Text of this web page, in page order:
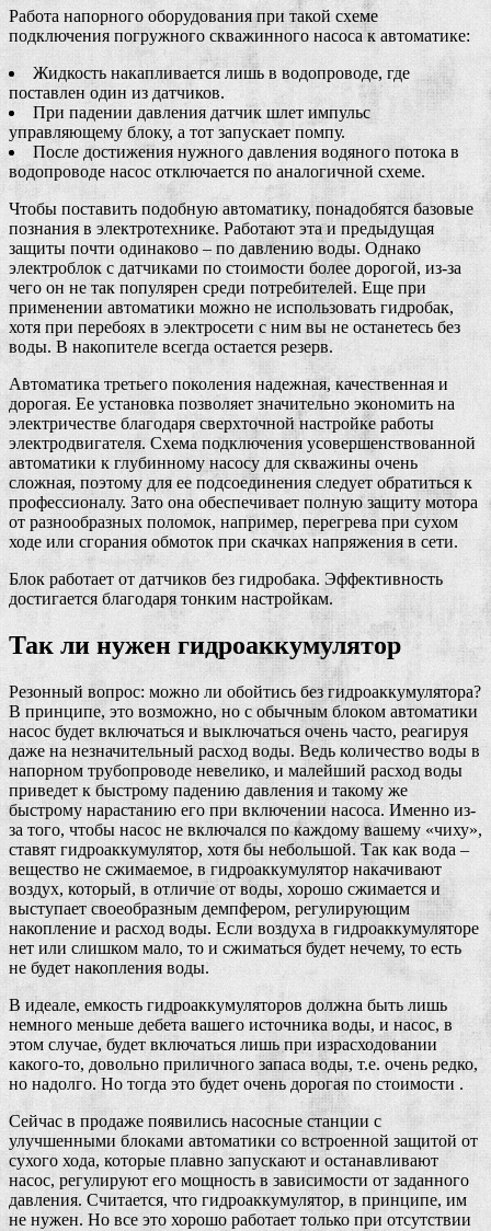
Работа напорного оборудования при такой схеме
подключения погружного скважинного насоса к автоматике:
Жидкость накапливается лишь в водопроводе, где
поставлен один из датчиков.
При падении давления датчик шлет импульс
управляющему блоку, а тот запускает помпу.
После достижения нужного давления водяного потока в
водопроводе насос отключается по аналогичной схеме.
Чтобы поставить подобную автоматику, понадобятся базовые
познания в электротехнике. Работают эта и предыдущая
защиты почти одинаково – по давлению воды. Однако
электроблок с датчиками по стоимости более дорогой, из-за
чего он не так популярен среди потребителей. Еще при
применении автоматики можно не использовать гидробак,
хотя при перебоях в электросети с ним вы не останетесь без
воды. В накопителе всегда остается резерв.
Автоматика третьего поколения надежная, качественная и
дорогая. Ее установка позволяет значительно экономить на
электричестве благодаря сверхточной настройке работы
электродвигателя. Схема подключения усовершенствованной
автоматики к глубинному насосу для скважины очень
сложная, поэтому для ее подсоединения следует обратиться к
профессионалу. Зато она обеспечивает полную защиту мотора
от разнообразных поломок, например, перегрева при сухом
ходе или сгорания обмоток при скачках напряжения в сети.
Блок работает от датчиков без гидробака. Эффективность
достигается благодаря тонким настройкам.
Так ли нужен гидроаккумулятор
Резонный вопрос: можно ли обойтись без гидроаккумулятора?
В принципе, это возможно, но с обычным блоком автоматики
насос будет включаться и выключаться очень часто, реагируя
даже на незначительный расход воды. Ведь количество воды в
напорном трубопроводе невелико, и малейший расход воды
приведет к быстрому падению давления и такому же
быстрому нарастанию его при включении насоса. Именно из-
за того, чтобы насос не включался по каждому вашему «чиху»,
ставят гидроаккумулятор, хотя бы небольшой. Так как вода –
вещество не сжимаемое, в гидроаккумулятор накачивают
воздух, который, в отличие от воды, хорошо сжимается и
выступает своеобразным демпфером, регулирующим
накопление и расход воды. Если воздуха в гидроаккумуляторе
нет или слишком мало, то и сжиматься будет нечему, то есть
не будет накопления воды.
В идеале, емкость гидроаккумуляторов должна быть лишь
немного меньше дебета вашего источника воды, и насос, в
этом случае, будет включаться лишь при израсходовании
какого-то, довольно приличного запаса воды, т.е. очень редко,
но надолго. Но тогда это будет очень дорогая по стоимости .
Сейчас в продаже появились насосные станции с
улучшенными блоками автоматики со встроенной защитой от
сухого хода, которые плавно запускают и останавливают
насос, регулируют его мощность в зависимости от заданного
давления. Считается, что гидроаккумулятор, в принципе, им
не нужен. Но все это хорошо работает только при отсутствии